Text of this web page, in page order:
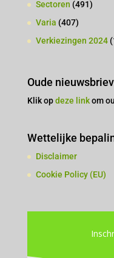
Sectoren (491)
Varia (407)
Verkiezingen 2024
Oude
Klik opdeze linkom
Wettelijke
Disclaimer
Cookie Policy (EU)